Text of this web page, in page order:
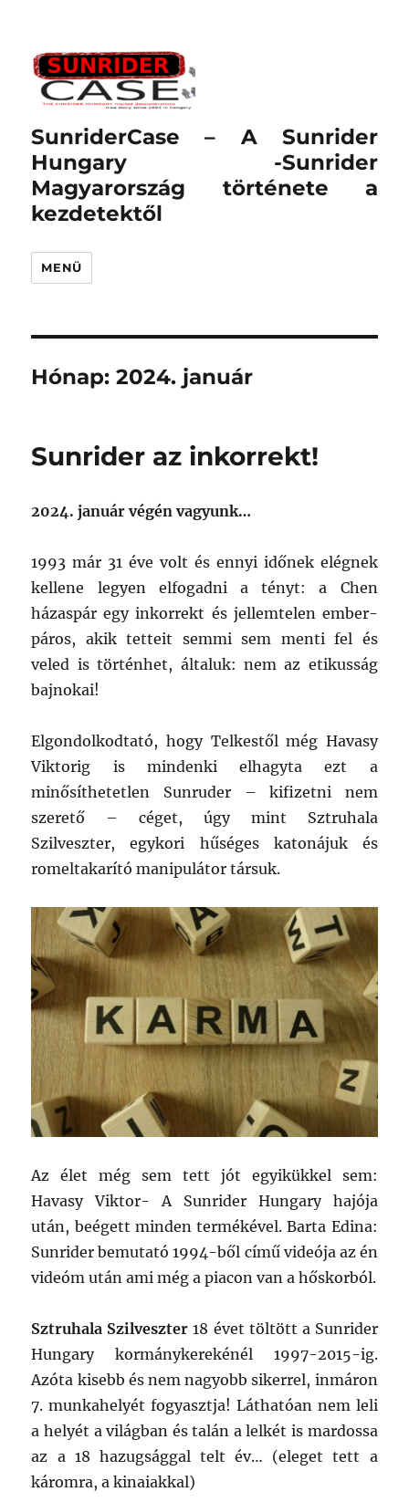
SunriderCase – A Sunrider
Hungary -Sunrider
Magyarország története a
kezdetektől
MENÜ
Hónap:2024. január
Sunrider az inkorrekt!
2024. január végén vagyunk…
1993 már 31 éve volt és ennyi időnek elégnek
kellene legyen elfogadni a tényt: a Chen
házaspár egy inkorrekt és jellemtelen ember-
páros, akik tetteit semmi sem menti fel és
veled is történhet, általuk: nem az etikusság
bajnokai!
Elgondolkodtató, hogy Telkestől még Havasy
Viktorig is mindenki elhagyta ezt a
minősíthetetlen Sunruder – kifizetni nem
szerető – céget, úgy mint Sztruhala
Szilveszter, egykori hűséges katonájuk és
romeltakarító manipulátor társuk.
Az élet még sem tett jót egyikükkel sem:
Havasy Viktor- A Sunrider Hungary hajója
után, beégett minden termékével. Barta Edina:
Sunrider bemutató 1994-ből című videója az én
videóm után ami még a piacon van a hőskorból.
Sztruhala Szilveszter 18 évet töltött a Sunrider
Hungary kormánykerekénél 1997-2015-ig.
Azóta kisebb és nem nagyobb sikerrel, inmáron
7. munkahelyét fogyasztja! Láthatóan nem leli
a helyét a világban és talán a lelkét is mardossa
az a 18 hazugsággal telt év… (eleget tett a
káromra, a kinaiakkal)